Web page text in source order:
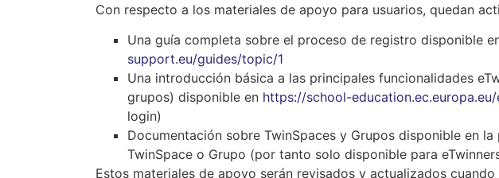
Con respecto a los materiales de apoyo para usuarios, quedan
Una guía completa sobre el proceso de registro disponible
support.eu/guides/topic/1
Una introducción básica a las principales funcionalidades
grupos) disponible en https://school-
login)
Documentación sobre TwinSpaces y Grupos disponible en la
TwinSpace o Grupo (por tanto solo disponible para
Estos materiales de apoyo serán revisados y actualizados